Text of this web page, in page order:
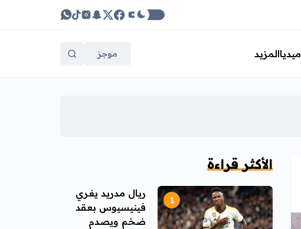
ميدياالمزيد موجز
الأكثر قراءة
ريال مدريد يغري
فينيسيوس بعقد
ضخم ويصدم